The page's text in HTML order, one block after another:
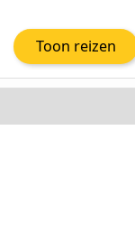
Toon reizen